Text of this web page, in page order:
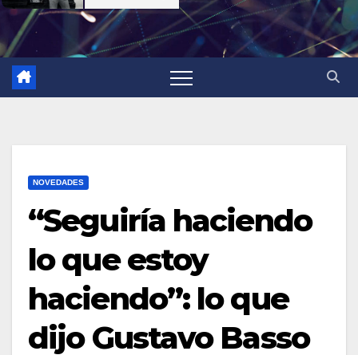
NOVEDADES
“Seguiría haciendo
lo que estoy
haciendo”: lo que
dijo Gustavo Basso